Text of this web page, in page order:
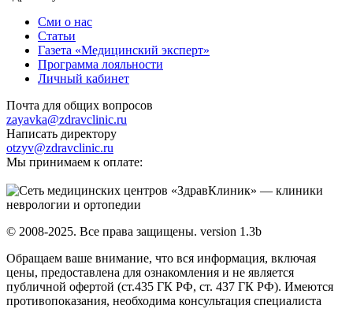
Сми о нас
Статьи
Газета «Медицинский эксперт»
Программа лояльности
Личный кабинет
Почта для общих вопросов
zayavka@zdravclinic.ru
Написать директору
otzyv@zdravclinic.ru
Мы принимаем к оплате:
© 2008-2025. Все права защищены. version 1.3b
Обращаем ваше внимание, что вся информация, включая
цены, предоставлена для ознакомления и не является
публичной офертой (ст.435 ГК РФ, ст. 437 ГК РФ). Имеются
противопоказания, необходима консультация специалиста